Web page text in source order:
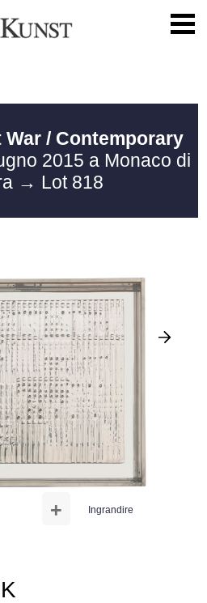
War / Contemporary
2015 a Monaco di
→ Lot 818
Ingrandire
+